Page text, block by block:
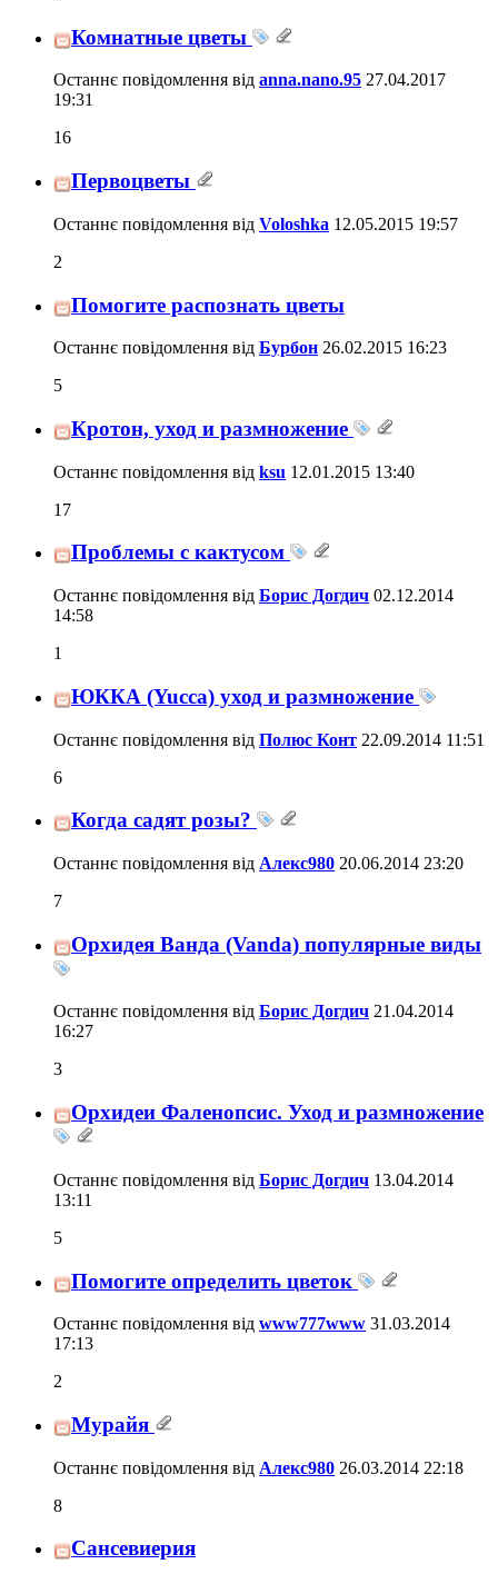
Комнатные цветы
Останнє повідомлення від anna.nano.95 27.04.2017
19:31
16
Первоцветы
Останнє повідомлення від Voloshka 12.05.2015 19:57
2
Помогите распознать цветы
Останнє повідомлення від Бурбон 26.02.2015 16:23
5
Кротон, уход и размножение
Останнє повідомлення від ksu 12.01.2015 13:40
17
Проблемы с кактусом
Останнє повідомлення від Борис Догдич 02.12.2014
14:58
1
ЮККА (Yucca) уход и размножение
Останнє повідомлення від Полюс Конт 22.09.2014 11:51
6
Когда садят розы?
Останнє повідомлення від Алекс980 20.06.2014 23:20
7
Орхидея Ванда (Vanda) популярные виды
Останнє повідомлення від Борис Догдич 21.04.2014
16:27
3
Орхидеи Фаленопсис. Уход и размножение
Останнє повідомлення від Борис Догдич 13.04.2014
13:11
5
Помогите определить цветок
Останнє повідомлення від www777www 31.03.2014
17:13
2
Мурайя
Останнє повідомлення від Алекс980 26.03.2014 22:18
8
Сансевиерия